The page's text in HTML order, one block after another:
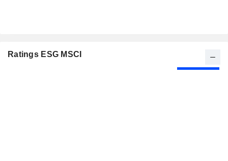
Ratings ESG MSCI